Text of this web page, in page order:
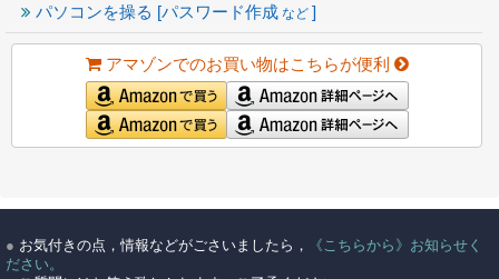
パソコンを操る [パスワード作成 など ]
アマゾンでのお買い物はこちらが便利
● お気付きの点，情報などがごさいましたら，
《こちらから》お知らせく
ださい。